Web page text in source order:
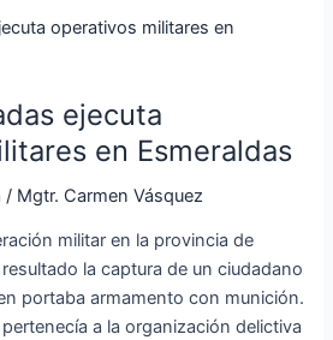
ejecuta
en Esmeraldas
/ Mgtr. Carmen Vásquez
militar en la provincia de
la captura de un ciudadano
portaba armamento con munición.
a la organización delictiva